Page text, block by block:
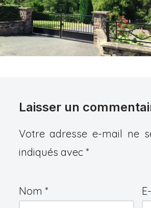
Laisser un
Votre adresse e-mail ne
indiqués avec *
Nom *